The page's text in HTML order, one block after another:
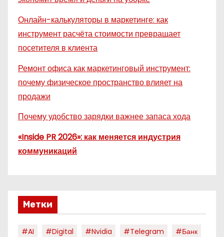
Онлайн-калькуляторы в маркетинге: как
инструмент расчёта стоимости превращает
посетителя в клиента
Ремонт офиса как маркетинговый инструмент:
почему физическое пространство влияет на
продажи
Почему удобство зарядки важнее запаса хода
«Inside PR 2026»: как меняется индустрия
коммуникаций
Метки
#AI #digital #nvidia #telegram
#банк